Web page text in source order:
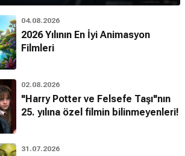
04.08.2026
2026 Yılının En İyi Animasyon
Filmleri
02.08.2026
"Harry Potter ve Felsefe Taşı"nın
25. yılına özel filmin bilinmeyenleri!
31.07.2026